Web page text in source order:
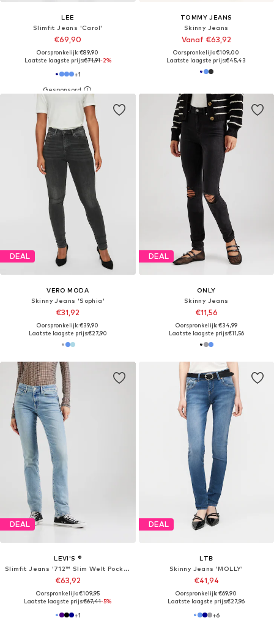
LEE
Slimfit Jeans 'Carol'
€69,90
Oorspronkelijk: €89,90
Laatste laagste prijs:€71,91-2%
+1
TOMMY JEANS
Skinny Jeans
Vanaf €63,92
Oorspronkelijk: €109,00
Laatste laagste prijs:€45,43
DEAL
VERO MODA
Skinny Jeans 'Sophia'
€31,92
Oorspronkelijk: €39,90
Laatste laagste prijs:€27,90
DEAL
ONLY
Skinny Jeans
€11,56
Oorspronkelijk: €34,99
Laatste laagste prijs:€11,56
DEAL
LEVI'S ®
Slimfit Jeans '712™ Slim Welt Pocket'
€63,92
Oorspronkelijk: €109,95
Laatste laagste prijs:€67,41-5%
+1
DEAL
LTB
Skinny Jeans 'MOLLY'
€41,94
Oorspronkelijk: €69,90
Laatste laagste prijs:€27,96
+6